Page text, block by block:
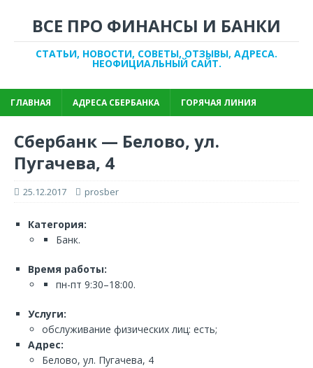
ВСЕ ПРО ФИНАНСЫ И БАНКИ
СТАТЬИ, НОВОСТИ, СОВЕТЫ, ОТЗЫВЫ, АДРЕСА.
НЕОФИЦИАЛЬНЫЙ САЙТ.
ГЛАВНАЯ АДРЕСА СБЕРБАНКА ГОРЯЧАЯ ЛИНИЯ
Сбербанк — Белово, ул.
Пугачева, 4
25.12.2017 prosber
Категория:
Банк.
Время работы:
пн-пт 9:30–18:00.
Услуги:
обслуживание физических лиц: есть;
Адрес:
Белово, ул. Пугачева, 4